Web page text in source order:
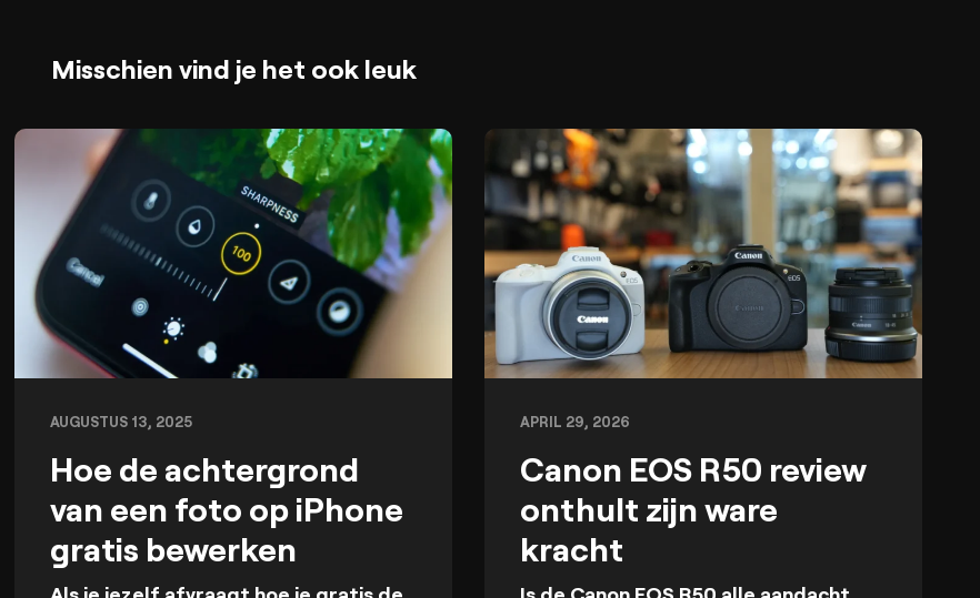
Misschien vind je het ook leuk
AUGUSTUS 13, 2025
Hoe de achtergrond
van een foto op iPhone
gratis bewerken
APRIL 29, 2026
Canon EOS R50 review
onthult zijn ware
kracht